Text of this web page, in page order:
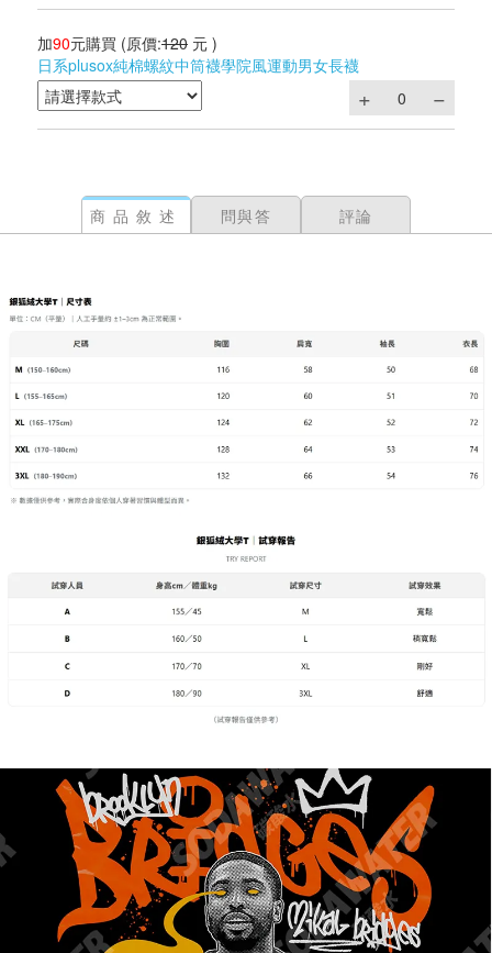
加90元購買 (原價:120 元 )
日系plusox純棉螺紋中筒襪學院風運動男女長襪
商品敘述 問與答 評論